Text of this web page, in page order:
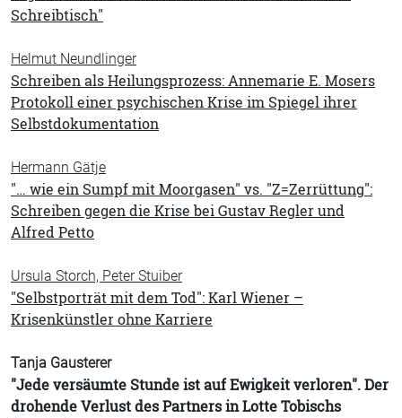
Schreibtisch"
Helmut Neundlinger
Schreiben als Heilungsprozess: Annemarie E. Mosers
Protokoll einer psychischen Krise im Spiegel ihrer
Selbstdokumentation
Hermann Gätje
"… wie ein Sumpf mit Moorgasen" vs. "Z=Zerrüttung":
Schreiben gegen die Krise bei Gustav Regler und
Alfred Petto
Ursula Storch, Peter Stuiber
"Selbstporträt mit dem Tod": Karl Wiener –
Krisenkünstler ohne Karriere
Tanja Gausterer
"Jede versäumte Stunde ist auf Ewigkeit verloren". Der
drohende Verlust des Partners in Lotte Tobischs